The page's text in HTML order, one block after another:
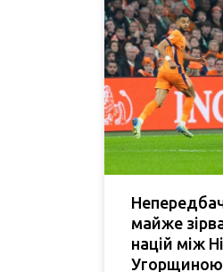
майже
націй між